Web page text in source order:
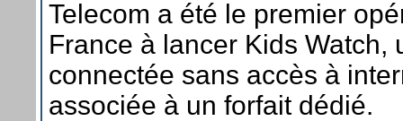
Telecom a été le premier
France à lancer Kids Watch,
connectée sans accès à
associée à un forfait dédié.